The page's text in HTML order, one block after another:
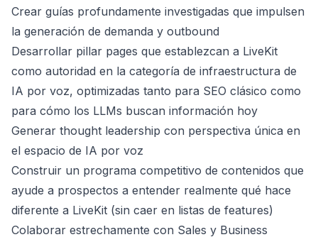
Crear guías profundamente investigadas que impulsen
la generación de demanda y outbound
Desarrollar pillar pages que establezcan a LiveKit
como autoridad en la categoría de infraestructura de
IA por voz, optimizadas tanto para SEO clásico como
para cómo los LLMs buscan información hoy
Generar thought leadership con perspectiva única en
el espacio de IA por voz
Construir un programa competitivo de contenidos que
ayude a prospectos a entender realmente qué hace
diferente a LiveKit (sin caer en listas de features)
Colaborar estrechamente con Sales y Business